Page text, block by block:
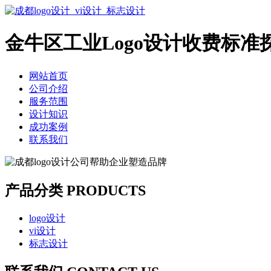
金牛区工业Logo设计收费标准
网站首页
公司介绍
服务范围
设计知识
成功案例
联系我们
产品分类 PRODUCTS
logo设计
vi设计
标志设计